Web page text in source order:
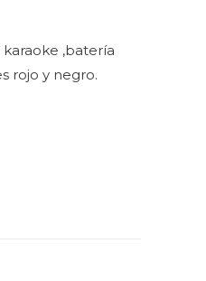
karaoke ,batería
rojo y negro.